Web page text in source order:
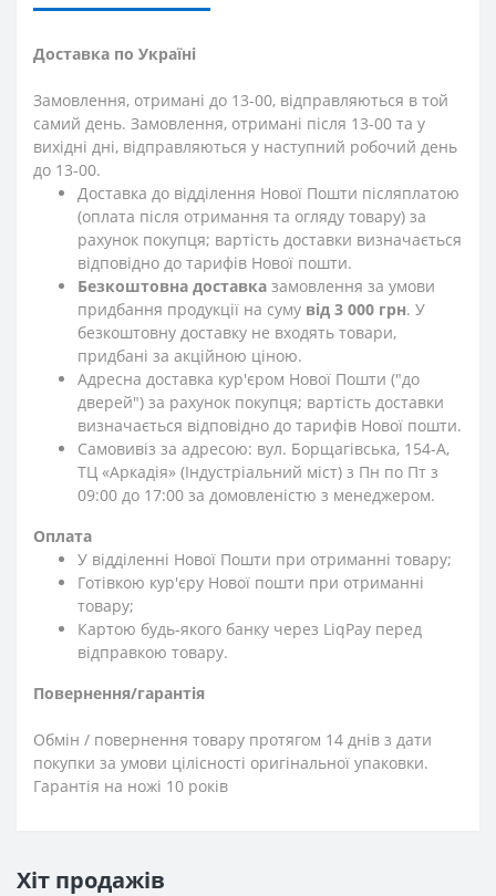
Доставка по Україні
Замовлення, отримані до 13-00, відправляються в той
самий день. Замовлення, отримані після 13-00 та у
вихідні дні, відправляються у наступний робочий день
до 13-00.
Доставка до відділення Нової Пошти післяплатою
(оплата після отримання та огляду товару) за
рахунок покупця; вартість доставки визначається
відповідно до тарифів Нової пошти.
Безкоштовна доставка замовлення за умови
придбання продукції на суму від 3 000 грн. У
безкоштовну доставку не входять товари,
придбані за акційною ціною.
Адресна доставка кур'єром Нової Пошти ("до
дверей") за рахунок покупця; вартість доставки
визначається відповідно до тарифів Нової пошти.
Самовивіз за адресою: вул. Борщагівська, 154-А,
ТЦ «Аркадія» (Індустріальний міст) з Пн по Пт з
09:00 до 17:00 за домовленістю з менеджером.
Оплата
У відділенні Нової Пошти при отриманні товару;
Готівкою кур'єру Нової пошти при отриманні
товару;
Картою будь-якого банку через LiqPay перед
відправкою товару.
Повернення/гарантія
Обмін / повернення товару протягом 14 днів з дати
покупки за умови цілісності оригінальної упаковки.
Гарантія на ножі 10 років
Хіт продажів